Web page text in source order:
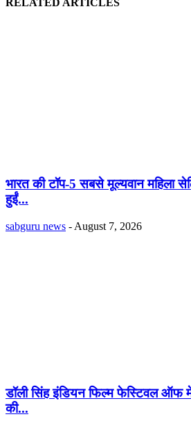
RELATED ARTICLES
भारत की टॉप-5 सबसे मूल्यवान महिला
हुईं...
sabguru news - August 7, 2026
डॉली सिंह इंडियन फिल्म फेस्टिवल ऑफ
की...